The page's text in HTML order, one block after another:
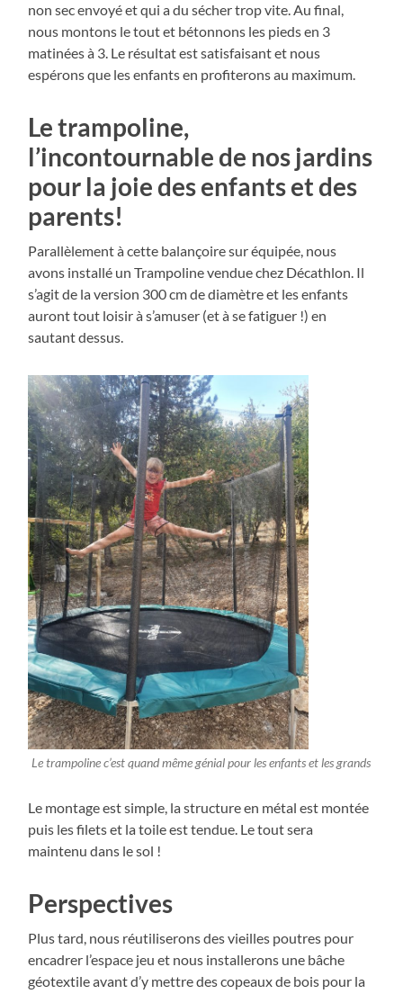
non sec envoyé et qui a du sécher trop vite. Au final,
nous montons le tout et bétonnons les pieds en 3
matinées à 3. Le résultat est satisfaisant et nous
espérons que les enfants en profiterons au maximum.
Le trampoline,
l’incontournable de nos jardins
pour la joie des enfants et des
parents!
Parallèlement à cette balançoire sur équipée, nous
avons installé un Trampoline vendue chez Décathlon. Il
s’agit de la version 300 cm de diamètre et les enfants
auront tout loisir à s’amuser (et à se fatiguer !) en
sautant dessus.
Le trampoline c’est quand même génial pour les enfants et les grands
Le montage est simple, la structure en métal est montée
puis les filets et la toile est tendue. Le tout sera
maintenu dans le sol !
Perspectives
Plus tard, nous réutiliserons des vieilles poutres pour
encadrer l’espace jeu et nous installerons une bâche
géotextile avant d’y mettre des copeaux de bois pour la